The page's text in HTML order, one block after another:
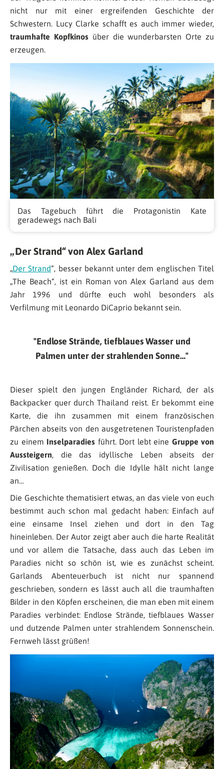
nicht nur mit einer ergreifenden Geschichte der
Schwestern. Lucy Clarke schafft es auch immer wieder,
traumhafte Kopfkinosüber die wunderbarsten Orte zu
erzeugen.
Das Tagebuch führt die Protagonistin Kate
geradewegs nach Bali
„Der Strand“ von Alex Garland
„Der Strand“, besser bekannt unter dem englischen Titel
„The Beach“, ist ein Roman von Alex Garland aus dem
Jahr 1996 und dürfte euch wohl besonders als
Verfilmung mit Leonardo DiCaprio bekannt sein.
Endlose Strände, tiefblaues Wasser und
Palmen unter der strahlenden Sonne…
Dieser spielt den jungen Engländer Richard, der als
Backpacker quer durch Thailand reist. Er bekommt eine
Karte, die ihn zusammen mit einem französischen
Pärchen abseits von den ausgetretenen Touristenpfaden
zu einem Inselparadies führt. Dort lebt eine Gruppe von
Aussteigern, die das idyllische Leben abseits der
Zivilisation genießen. Doch die Idylle hält nicht lange
an…
Die Geschichte thematisiert etwas, an das viele von euch
bestimmt auch schon mal gedacht haben: Einfach auf
eine einsame Insel ziehen und dort in den Tag
hineinleben. Der Autor zeigt aber auch die harte Realität
und vor allem die Tatsache, dass auch das Leben im
Paradies nicht so schön ist, wie es zunächst scheint.
Garlands Abenteuerbuch ist nicht nur spannend
geschrieben, sondern es lässt auch all die traumhaften
Bilder in den Köpfen erscheinen, die man eben mit einem
Paradies verbindet: Endlose Strände, tiefblaues Wasser
und dutzende Palmen unter strahlendem Sonnenschein.
Fernweh lässt grüßen!